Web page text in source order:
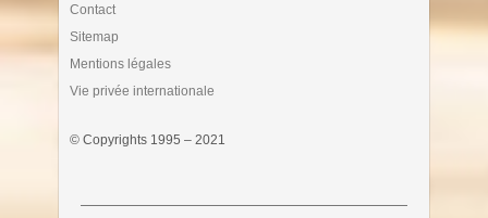
Contact
Sitemap
Mentions légales
Vie privée internationale
© Copyrights 1995 – 2021